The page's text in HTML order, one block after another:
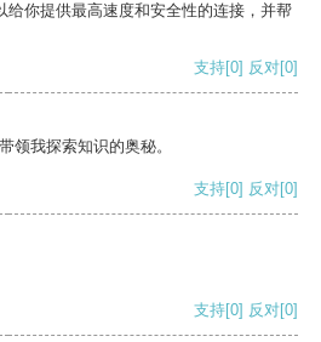
给你提供最高速度和安全性的连接，并帮
支持[0] 反对[0]
领我探索知识的奥秘。
支持[0] 反对[0]
支持[0] 反对[0]